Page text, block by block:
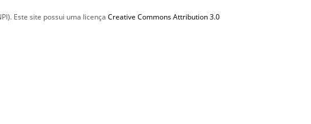
Este site possui uma licença Creative Commons Attribution 3.0